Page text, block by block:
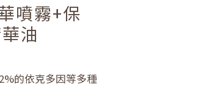
噴霧+保
油
的依克多因等多種